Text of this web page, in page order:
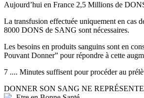
Aujourd’hui en France 2,5 Millions de
La transfusion effectuée uniquement en cas
8000 DONS de SANG sont nécessaires.
Les besoins en produits sanguins sont en
Pouvant Donner” pour répondre à cette
7 .... Minutes suffisent pour procéder au
DONNER SON SANG NE REPRÉSENTE